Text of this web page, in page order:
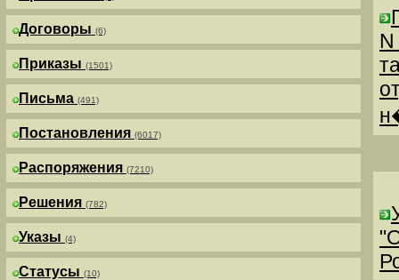
Договоры (6)
Приказы (1501)
Письма (491)
Постановления (6017)
Распоряжения (7210)
Решения (782)
Указы (4)
Статусы (10)